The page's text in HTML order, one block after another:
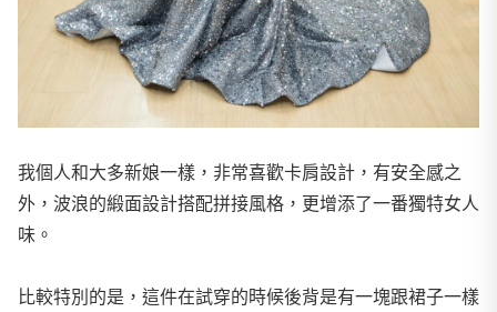
我個人和大多新娘一樣，非常喜歡卡肩設計，有安全感之
外，波浪的緞面設計搭配拼接風格，更增添了一番獨特女人
味。
比較特別的是，這件在試穿的時候後背是有一塊跟裙子一樣